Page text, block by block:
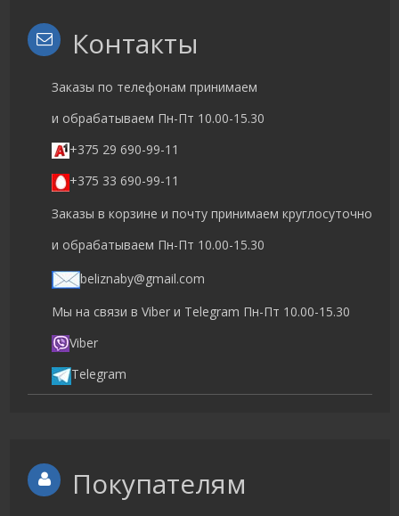
Контакты
Заказы по телефонам принимаем
и обрабатываем Пн-Пт 10.00-15.30
+375 29 690-99-11
+375 33 690-99-11
Заказы в корзине и почту принимаем круглосуточно
и обрабатываем Пн-Пт 10.00-15.30
beliznaby@gmail.com
Мы на связи в Viber и Telegram Пн-Пт 10.00-15.30
Viber
Telegram
Покупателям